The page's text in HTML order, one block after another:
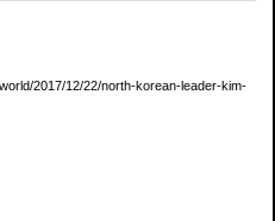
2017/12/22/north-korean-leader-kim-